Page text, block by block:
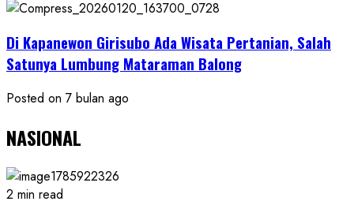
Di Kapanewon Girisubo Ada Wisata Pertanian, Salah
Satunya Lumbung Mataraman Balong
Posted on 7 bulan ago
NASIONAL
2 min read